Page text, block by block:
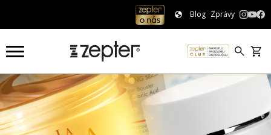
Blog Zprávy